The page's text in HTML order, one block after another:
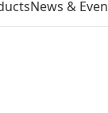
News &